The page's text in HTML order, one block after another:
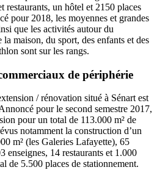
restaurants, un hôtel et 2150 places
pour 2018, les moyennes et grandes
que les activités autour du
maison, du sport, des enfants et des
sont sur les rangs.
de périphérie
/ rénovation situé à Sénart est
pour le second semestre 2017,
pour un total de 113.000 m² de
notamment la construction d’un
m² (les Galeries Lafayette), 65
enseignes, 14 restaurants et 1.000
de 5.500 places de stationnement.